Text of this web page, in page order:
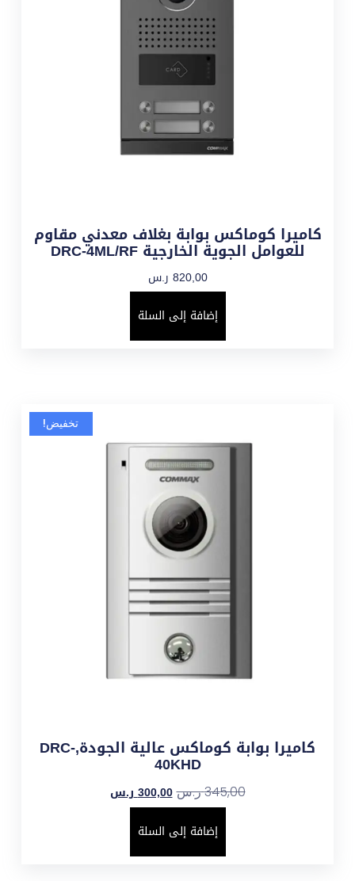
كاميرا كوماكس بوابة بغلاف معدني مقاوم
للعوامل الجوية الخارجية DRC-4ML/RF
820,00 ر.س
إضافة إلى السلة
تخفيض!
كاميرا بوابة كوماكس عالية الجودة,DRC-
40KHD
345,00ر.س 300,00ر.س
إضافة إلى السلة